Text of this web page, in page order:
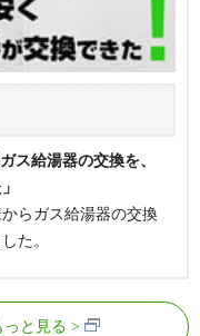
ス給湯器の交換を、
らガス給湯器の交換
た。
と見る